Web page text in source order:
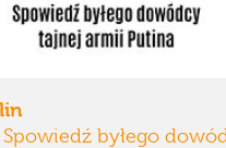
byłego